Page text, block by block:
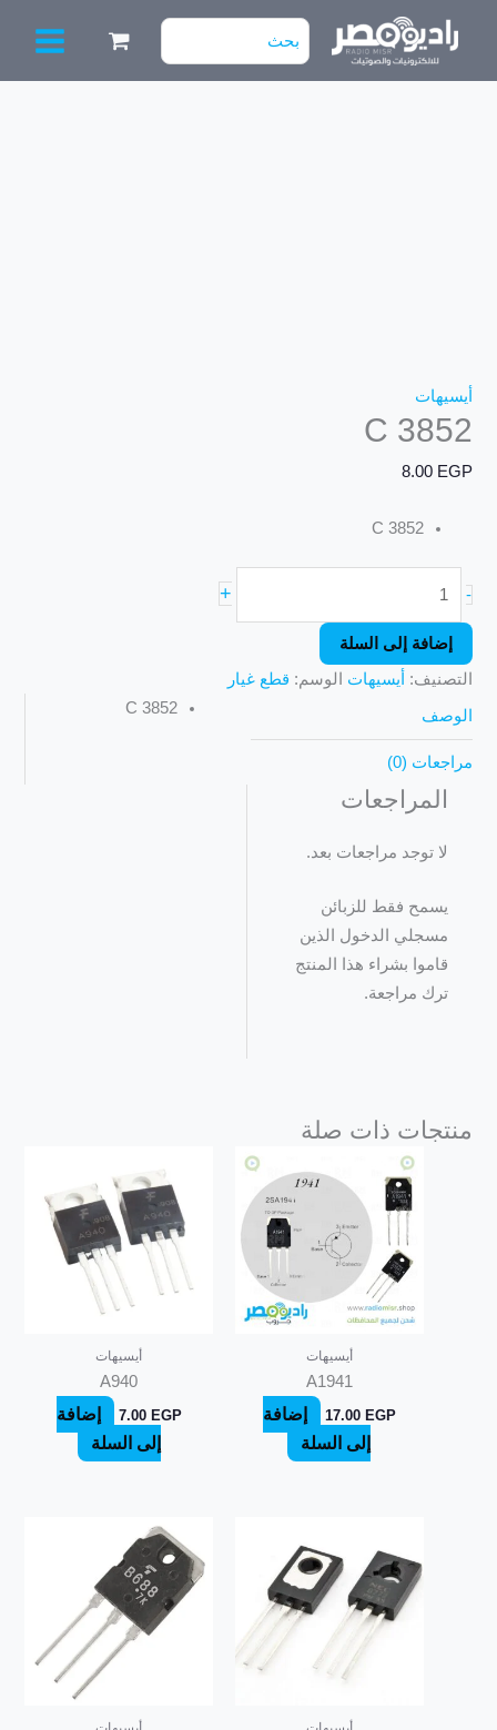
البحث
عن:
أيسيهات
C 3852
8.00 EGP
C 3852
-
+
إضافة إلى السلة
التصنيف:
أيسيهات الوسم: قطع غيار
الوصف
مراجعات (0)
C 3852
المراجعات
لا توجد مراجعات بعد.
يسمح فقط للزبائن
مسجلي الدخول الذين
قاموا بشراء هذا المنتج
ترك مراجعة.
منتجات ذات صلة
أيسيهات
A1941
17.00 EGP
إضافة
إلى السلة
أيسيهات
A940
7.00 EGP
إضافة
إلى السلة